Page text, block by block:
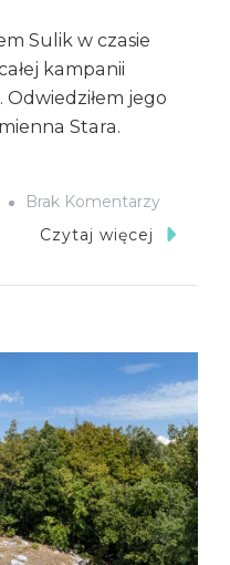
Sulik w czasie
kampanii
Odwiedziłem jego
Stara.
Brak KomentarzyDo
Gen.
Do
Starej
Czytaj więcej